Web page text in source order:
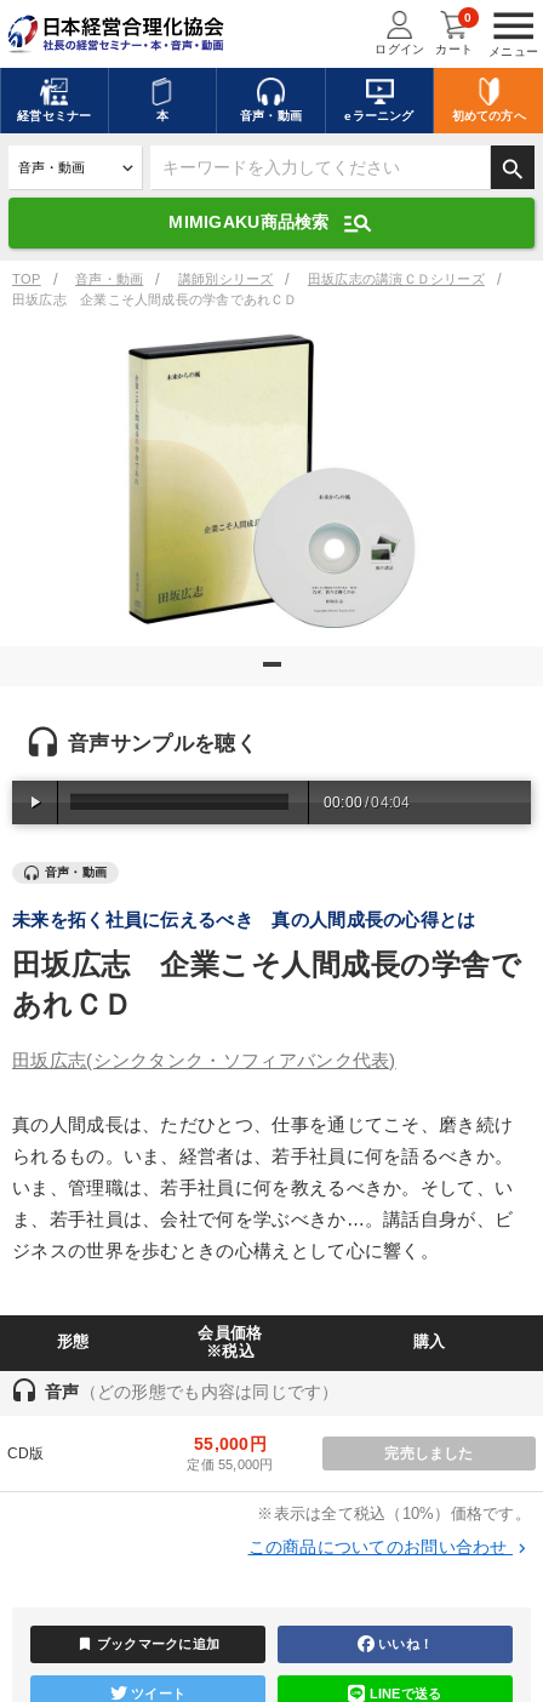
menu
メニュー
ログイン カート
0
経営セミナー 本 音声・動画 eラーニング 初めての方へ
search
MIMIGAKU商品検索 manage_search
キーワードを入力して探す
デジタル版対応のみ検索結果に表示する
search 上記の条件で検索
講演収録物を探す
全国経営者セミナー講演収録物（全1315タイトル）からお探しいただけ
事業家のロマンと経営
若手異才経営者の発想 専門家のアドバイス
テーマ
2025年夏季全国経営者セミナー収録講演ＣＤ・講演ＤＶＤ・デジ
【4月】音声・映像
数字・税務・決算書 【3月】音声・映像 企業戦略に学ぶ
業種
製造業 卸売・小売・飲食業 建設・不動産業
IT・サービス・金融業 コンサルタント 専門家
キーワード
生産性向上 対談・座談会 SNS活用 相続・事業承継
※「更新」を押すと「テーマ」「キーワード」を更新いただけます。
ondemand_video 経営音声・動画を探す refresh 更新する
【最新刊】時代を超える経営150の言葉＋社長のスピーチ・話材
集２タイトル
【3月】音声・映像 音声と動画で学ぶ
TOP 音声・動画 講師別シリーズ
田坂広志の講演ＣＤシリーズ
田坂広志 企業こそ人間成長の学舎であれＣＤ
headset 音声サンプルを聴く
00:00/04:04
音声・動画
未来を拓く社員に伝えるべき 真の人間成長の心得とは
田坂広志 企業こそ人間成長の学舎で
あれＣＤ
田坂広志(シンクタンク・ソフィアバンク代表)
真の人間成長は、ただひとつ、仕事を通じてこそ、磨き続け
られるもの。いま、経営者は、若手社員に何を語るべきか。
いま、管理職は、若手社員に何を教えるべきか。そして、い
ま、若手社員は、会社で何を学ぶべきか…。講話自身が、ビ
ジネスの世界を歩むときの心構えとして心に響く。
形態
会員価格
※税込
購入
headset 音声 （どの形態でも内容は同じです）
CD版 55,000円
定価 55,000円
完売しました
※表示は全て税込（10%）価格です。
この商品についてのお問い合わせ keyboard_arrow_right
bookmark ブックマークに追加 いいね！
ツイート LINEで送る